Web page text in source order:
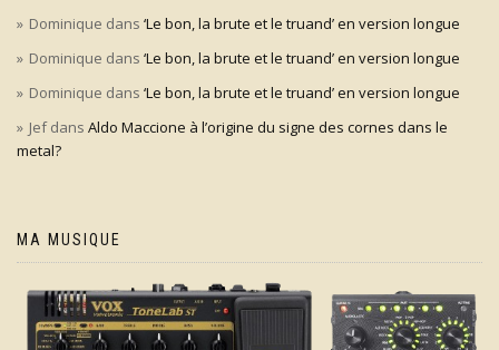
Dominique dans ‘Le bon, la brute et le truand’ en version longue
Dominique dans ‘Le bon, la brute et le truand’ en version longue
Dominique dans ‘Le bon, la brute et le truand’ en version longue
Jefdans Aldo Maccione à l’origine du signe des cornes dans le
metal?
MA MUSIQUE